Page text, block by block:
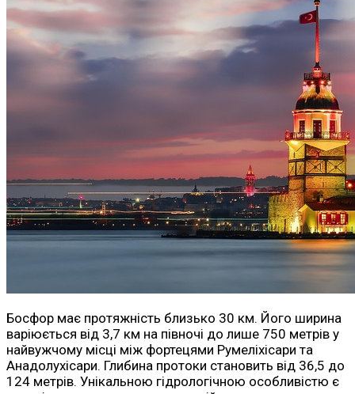
Босфор має протяжність близько 30 км. Його ширина
варіюється від 3,7 км на півночі до лише 750 метрів у
найвужчому місці між фортецями Румеліхісари та
Анадолухісари. Глибина протоки становить від 36,5 до
124 метрів. Унікальною гідрологічною особливістю є